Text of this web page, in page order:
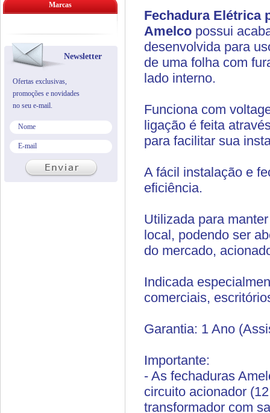
Fechadura Elétrica
Amelco possui
desenvolvida para
de uma folha com
lado interno.
Funciona com
ligação é feita
para facilitar sua
A fácil instalação e
eficiência.
Utilizada para
local, podendo ser
do mercado,
Indicada
comerciais,
Garantia: 1 Ano
Importante:
- As fechaduras
circuito acionador
transformador com
Marcas
Newsletter
Ofertas exclusivas,
promoções e novidades
no seu e-mail.